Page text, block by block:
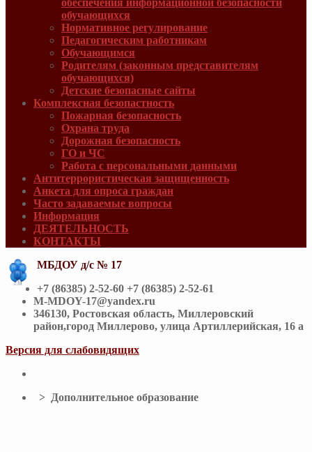
обеспечения информационной безопасности
обучающихся
Нормативное регулирование
Педагогическим работникам
Обучающимся
Родителям (законным представителям
обучающихся)
Детские безопасные сайты
Комплексная безопастность
Пожарная безопасность
Охрана труда
Дорожная безопасность
ГО и ЧС
Работа с персональными данными
Антитеррористическая защищенность
Анкета для опроса граждан
Часто задаваемые вопросы
Информация
ДЕЯТЕЛЬНОСТЬ
КОНТАКТЫ
МБДОУ д/с № 17
+7 (86385) 2-52-60 +7 (86385) 2-52-61
M-MDOY-17@yandex.ru
346130, Ростовская область, Миллеровский
район,город Миллерово, улица Артиллерийская, 16 а
Версия для слабовидящих
> Дополнительное образование